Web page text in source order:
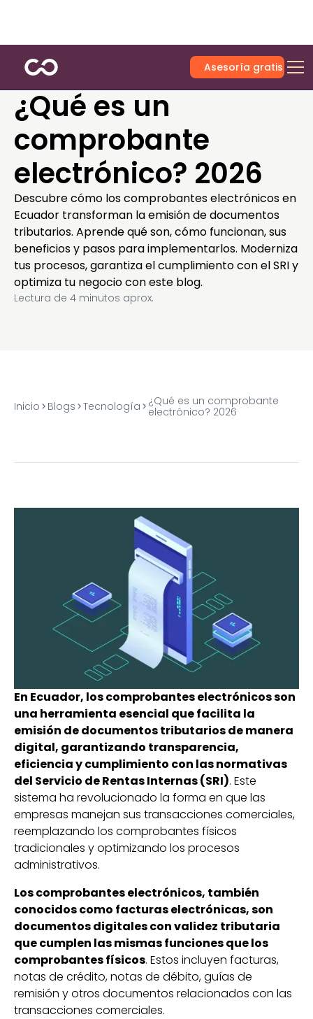
Asesoría gratis
¿Qué es un
comprobante
electrónico? 2026
Descubre cómo los comprobantes electrónicos en
Ecuador transforman la emisión de documentos
tributarios. Aprende qué son, cómo funcionan, sus
beneficios y pasos para implementarlos. Moderniza
tus procesos, garantiza el cumplimiento con el SRI y
optimiza tu negocio con este blog.
Lectura de 4 minutos aprox.
Inicio Blogs Tecnología
¿Qué es un comprobante
electrónico? 2026
En Ecuador, los comprobantes electrónicos son
una herramienta esencial que facilita la
emisión de documentos tributarios de manera
digital, garantizando transparencia,
eficiencia y cumplimiento con las normativas
del Servicio de Rentas Internas (SRI). Este
sistema ha revolucionado la forma en que las
empresas manejan sus transacciones comerciales,
reemplazando los comprobantes físicos
tradicionales y optimizando los procesos
administrativos.
Los comprobantes electrónicos, también
conocidos como facturas electrónicas, son
documentos digitales con validez tributaria
que cumplen las mismas funciones que los
comprobantes físicos. Estos incluyen facturas,
notas de crédito, notas de débito, guías de
remisión y otros documentos relacionados con las
transacciones comerciales.